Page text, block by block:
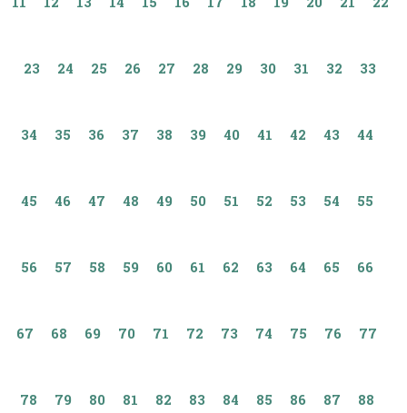
23 24 25 26 27 28 29 30 31 32 33
34 35 36 37 38 39 40 41 42 43 44
45 46 47 48 49 50 51 52 53 54 55
56 57 58 59 60 61 62 63 64 65 66
67 68 69 70 71 72 73 74 75 76 77
78 79 80 81 82 83 84 85 86 87 88